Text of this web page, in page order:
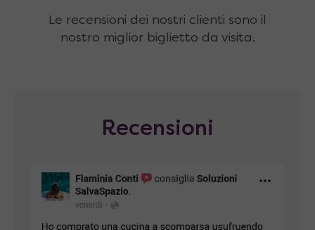
Le recensioni dei nostri clienti sono il
nostro miglior biglietto da visita.
Recensioni